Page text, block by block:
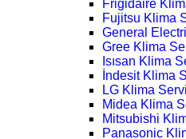
Frigidaire
Fujitsu Klima
General
Gree Klima
Isısan Klima
İndesit Klima
LG Klima
Midea Klima
Mitsubishi
Panasonic